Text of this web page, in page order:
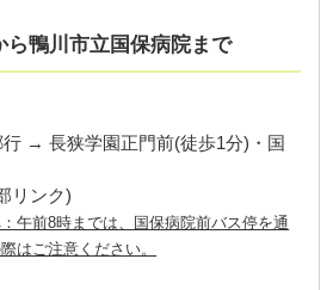
ら鴨川市立国保病院まで
→ 長狭学園正門前(徒歩1分)・国
リンク)
午前8時までは、国保病院前バス停を通
はご注意ください。